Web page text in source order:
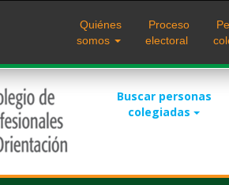
Quiénes
somos
Proceso
electoral
Buscar personas
colegiadas